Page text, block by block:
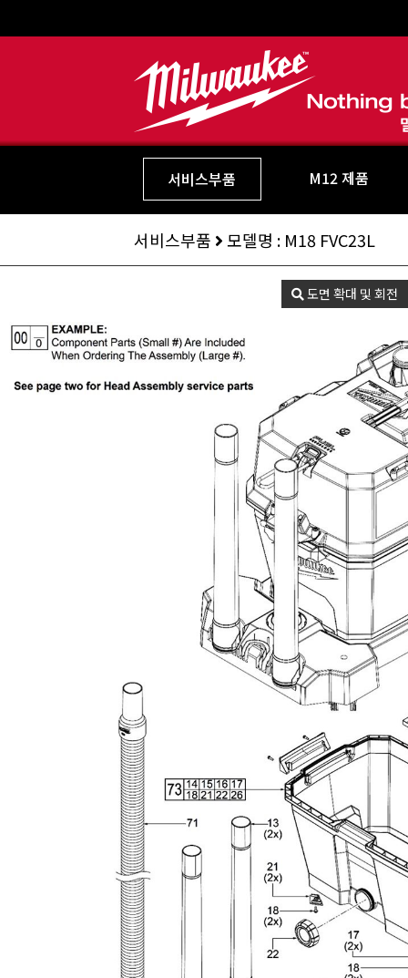
서비스부품 M12 제품
서비스부품 모델명 : M18 FVC23L
도면 확대 및 회전